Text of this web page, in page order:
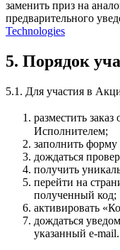
заменить приз на
предварительного
Technologies
5. Порядок
5.1. Для участия в
разместить
Исполнителем;
заполнить форму
дождаться
получить
перейти на
полученный код;
активировать
дождаться
указанный e-mail.